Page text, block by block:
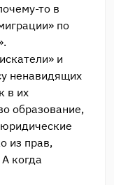
то в
по
и
ненавидящих
в их
образование,
из прав,
когда